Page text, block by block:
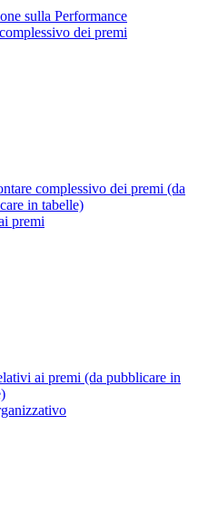
sulla Performance
dei premi
complessivo dei premi (da
in tabelle)
premi
ai premi (da pubblicare in